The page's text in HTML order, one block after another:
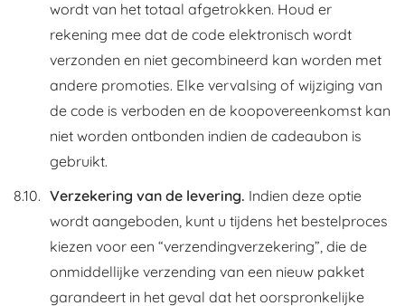
wordt van het totaal afgetrokken. Houd er
rekening mee dat de code elektronisch wordt
verzonden en niet gecombineerd kan worden met
andere promoties. Elke vervalsing of wijziging van
de code is verboden en de koopovereenkomst kan
niet worden ontbonden indien de cadeaubon is
gebruikt.
Verzekering van de levering. Indien deze optie
wordt aangeboden, kunt u tijdens het bestelproces
kiezen voor een “verzendingverzekering”, die de
onmiddellijke verzending van een nieuw pakket
garandeert in het geval dat het oorspronkelijke